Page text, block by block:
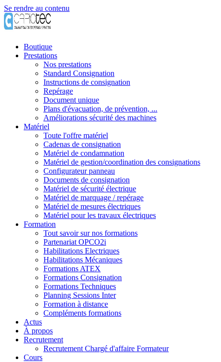
Se rendre au contenu
Boutique
Prestations
Nos prestations
Standard Consignation
Instructions de consignation
Repérage
Document unique
Plans d'évacuation, de prévention, ...
Améliorations sécurité des machines
Matériel
Toute l'offre matériel
Cadenas de consignation
Matériel de condamnation
Matériel de gestion/coordination des consignations
Configurateur panneau
Documents de consignation
Matériel de sécurité électrique
Matériel de marquage / repérage
Matériel de mesures électriques
Matériel pour les travaux électriques
Formation
Tout savoir sur nos formations
Partenariat OPCO2i
Habilitations Electriques
Habilitations Mécaniques
Formations ATEX
Formations Consignation
Formations Techniques
Planning Sessions Inter
Formation à distance
Compléments formations
Actus
À propos
Recrutement
Recrutement Chargé d'affaire Formateur
Cours